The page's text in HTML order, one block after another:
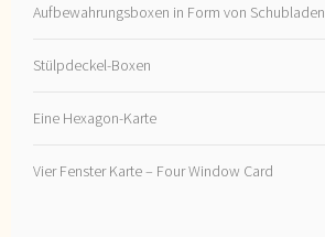
Aufbewahrungsboxen in Form von Schubladen
Stülpdeckel-Boxen
Eine Hexagon-Karte
Vier Fenster Karte – Four Window Card